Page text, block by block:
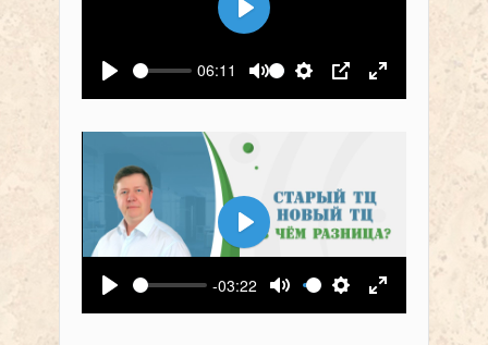
Воспроизвести
06:11
Выключить звук
Настройки
PIP На весь
Воспроизвести
Воспроизвести
-03:22
Выключить звук
Настройки
На весь
Воспроизвести